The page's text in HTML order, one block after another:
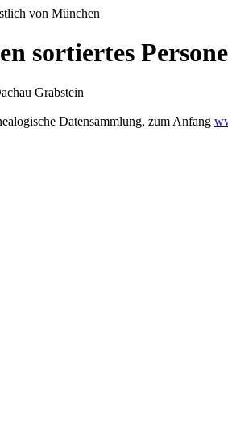
von München
sortiertes
Grabstein
Datensammlung, zum Anfang